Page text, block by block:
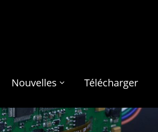
Nouvelles Télécharger